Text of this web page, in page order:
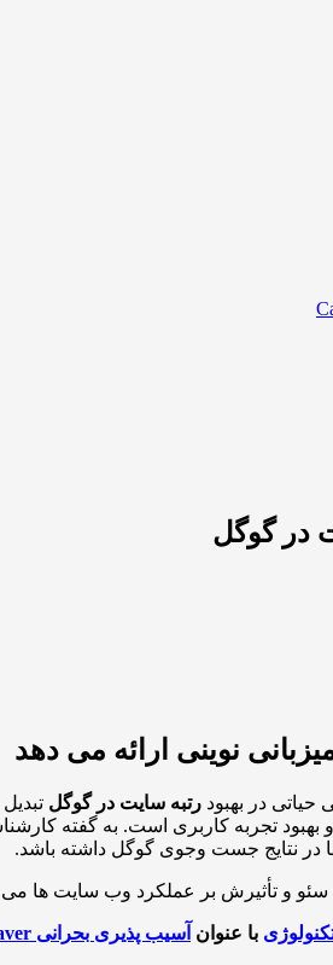
در گوگل
نوینی ارائه می دهد
حیاتی در بهبود رتبه سایت در گوگل
تجربه کاربری است. به گفته
در نتایج جست وجوی گوگل داشته باشد.
و تأثیرش بر عملکرد وب سایت ها می
با عنوان آسیب پذیری بحرانی SAP NetWeaver تهدیدی برای سرورهای سازمانی